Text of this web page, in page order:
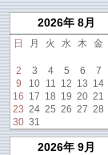
2026年 8月
日 月 火 水 木 金
2
3 4 5 6 7
9
10 11 12 13 14
16 17 18 19 20 21
23 24 25 26 27 28
30 31
2026年 9月